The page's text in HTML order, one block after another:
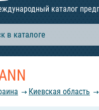
каталог
Киевская область